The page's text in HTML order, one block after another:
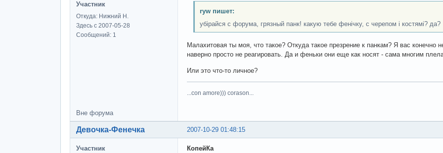
Участник
Откуда: Нижний Н.
Здесь с 2007-05-28
Сообщений: 1
ryw пишет:
убірайся с форума, грязный панк! какую тебе фенічку, с черепом і костямі? да?
Малахитовая ты моя, что такое? Откуда такое презрение к панкам? Я вас
наверно просто не реагировать. Да и феньки они еще как носят - сама многим
Или это что-то личное?
...con amore))) corason...
Вне форума
2007-10-29 01:48:15
Девочка-Фенечка
Участник КопейКа